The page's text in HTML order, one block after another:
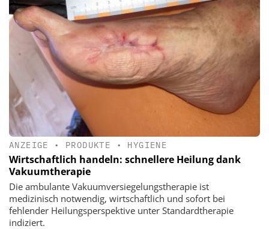
ANZEIGE • PRODUKTE • HYGIENE
Wirtschaftlich handeln: schnellere Heilung dank
Vakuumtherapie
Die ambulante Vakuumversiegelungstherapie ist
medizinisch notwendig, wirtschaftlich und sofort bei
fehlender Heilungsperspektive unter Standardtherapie
indiziert.